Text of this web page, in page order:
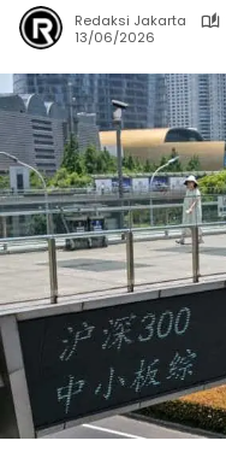
Redaksi Jakarta
13/06/2026